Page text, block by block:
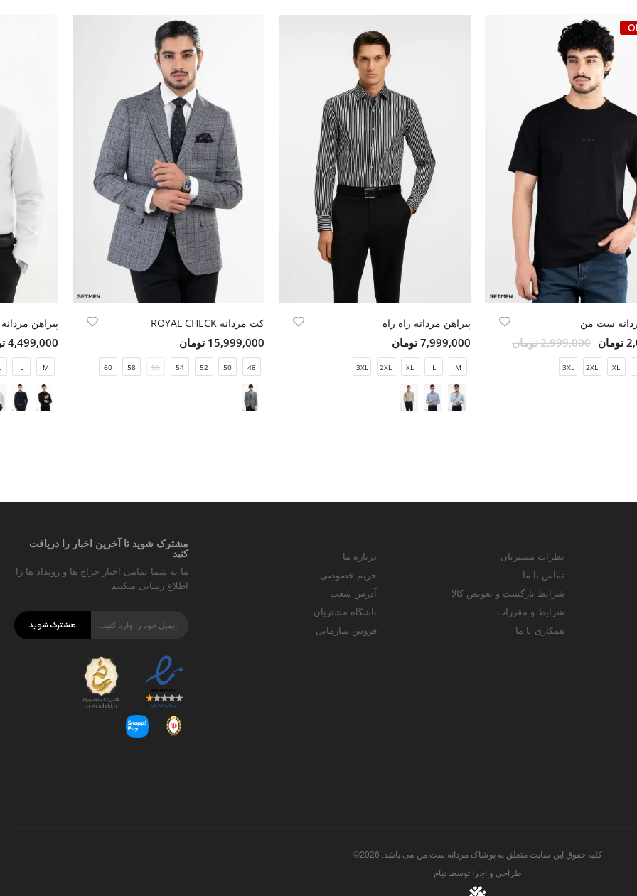
ست من
2,999,000 تومان
XL
2XL
3XL
پیراهن مردانه راه راه
7,999,000 تومان
M
L
XL
2XL
3XL
کت مردانه ROYAL CHECK
15,999,000 تومان
48
50
52
54
56
58
60
پیراهن
4,499,000 تومان
M
L
نظرات مشتریان
تماس با ما
شرایط بازگشت و تعویض کالا
شرایط و مقررات
همکاری با ما
درباره ما
حریم خصوصی
آدرس شعب
باشگاه مشتریان
فروش سازمانی
مشترک شوید تا آخرین اخبار را دریافت
کنید
ما به شما تمامی اخبار حراج ها و رویداد ها را
اطلاع رسانی میکنیم.
مشترک شوید
کلیه حقوق این سایت متعلق به پوشاک مردانه ست من می باشد. 2026©
طراحی و اجرا توسط تیام